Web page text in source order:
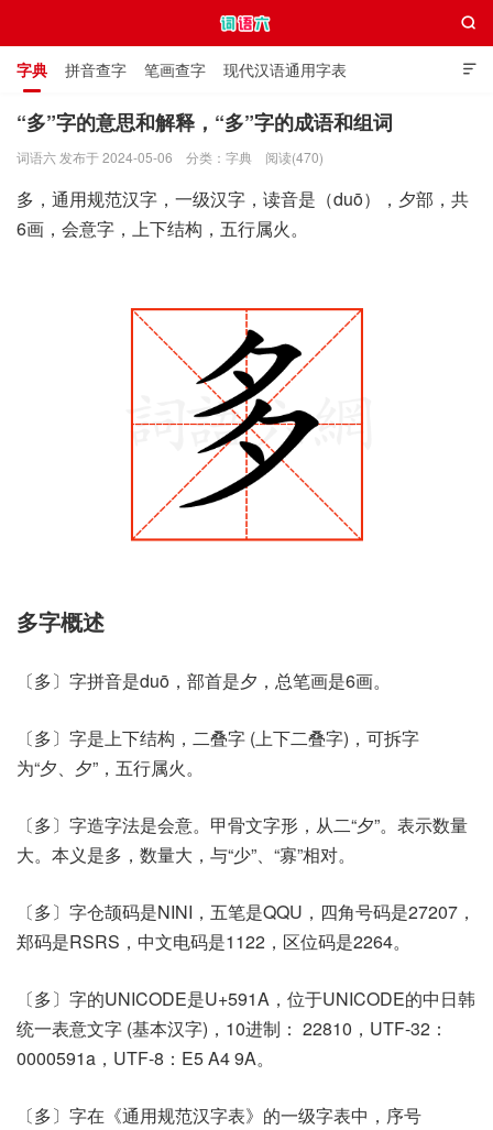

字典 拼音查字 笔画查字 现代汉语通用字表
通用规范汉字表 叠字大全 独体字大全 极简英语词典

“多”字的意思和解释，“多”字的成语和组词
词语六 发布于 2024-05-06 分类： 字典 阅读(470)
多，通用规范汉字，一级汉字，读音是（duō），夕部，共
6画，会意字，上下结构，五行属火。
多字概述
〔多〕字拼音是duō，部首是夕，总笔画是6画。
〔多〕字是上下结构，二叠字 (上下二叠字)，可拆字
为“夕、夕”，五行属火。
〔多〕字造字法是会意。甲骨文字形，从二“夕”。表示数量
大。本义是多，数量大，与“少”、“寡”相对。
〔多〕字仓颉码是NINI，五笔是QQU，四角号码是27207，
郑码是RSRS，中文电码是1122，区位码是2264。
〔多〕字的UNICODE是U+591A，位于UNICODE的中日韩
统一表意文字 (基本汉字)，10进制： 22810，UTF-32：
0000591a，UTF-8：E5 A4 9A。
〔多〕字在《通用规范汉字表》的一级字表中，序号